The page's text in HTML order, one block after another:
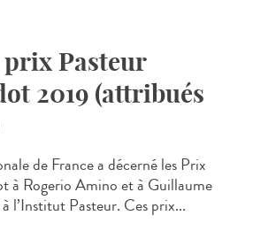
prix Pasteur
2019 (attribués
de France a décerné les Prix
à Rogerio Amino et à Guillaume
l’Institut Pasteur. Ces prix...